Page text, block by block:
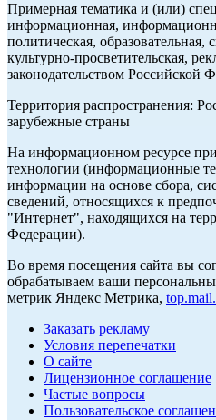
Примерная тематика и (или)
информационная,
политическая, образовательная,
культурно-просветительская,
законодательством Российской
Территория распространения:
зарубежные страны
На информационном ресурсе
технологии (информационные
информации на основе сбора,
сведений, относящихся к
"Интернет", находящихся на
Федерации).
Во время посещения сайта вы
обрабатываем ваши
метрик Яндекс Метрика,
Заказать рекламу
Условия перепечатки
О сайте
Лицензионное соглашение
Частые вопросы
Пользовательское